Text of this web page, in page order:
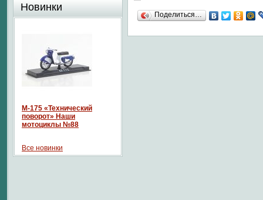
Поделиться…
Новинки
М-175 «Технический
поворот» Наши
мотоциклы №88
Все новинки